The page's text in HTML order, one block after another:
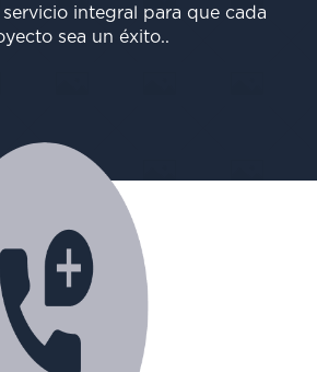
integral para que cada
sea un éxito..